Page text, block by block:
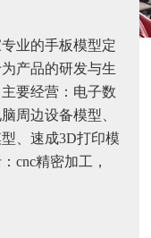
业的手板模型定
产品的研发与生
要经营：电子数
周边设备模型、
、速成3D打印模
cnc精密加工，